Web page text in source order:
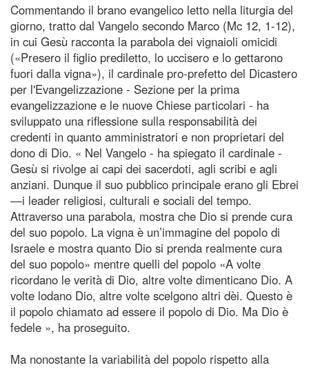
Commentando il brano evangelico letto nella liturgia del
giorno, tratto dal Vangelo secondo Marco (Mc 12, 1-12),
in cui Gesù racconta la parabola dei vignaioli omicidi
(«Presero il figlio prediletto, lo uccisero e lo gettarono
fuori dalla vigna»), il cardinale pro-prefetto del Dicastero
per l'Evangelizzazione - Sezione per la prima
evangelizzazione e le nuove Chiese particolari - ha
sviluppato una riflessione sulla responsabilità dei
credenti in quanto amministratori e non proprietari del
dono di Dio. « Nel Vangelo - ha spiegato il cardinale -
Gesù si rivolge ai capi dei sacerdoti, agli scribi e agli
anziani. Dunque il suo pubblico principale erano gli Ebrei
—i leader religiosi, culturali e sociali del tempo.
Attraverso una parabola, mostra che Dio si prende cura
del suo popolo. La vigna è un’immagine del popolo di
Israele e mostra quanto Dio si prenda realmente cura
del suo popolo» mentre quelli del popolo «A volte
ricordano le verità di Dio, altre volte dimenticano Dio. A
volte lodano Dio, altre volte scelgono altri dèi. Questo è
il popolo chiamato ad essere il popolo di Dio. Ma Dio è
fedele », ha proseguito.
Ma nonostante la variabilità del popolo rispetto alla